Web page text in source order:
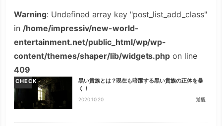
Warning: Undefined array key "post_list_add_class"
in /home/impressiv/new-world-
entertainment.net/public_html/wp/wp-
content/themes/shaper/lib/widgets.php on line
409
CHECK
黒い貴族とは？現在も暗躍する黒い貴族の正体を暴
く！
2020.10.20 覚醒